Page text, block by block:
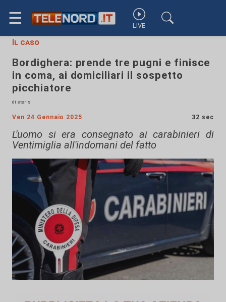
☰ LIVE
Il caso
Bordighera: prende tre pugni e finisce
in coma, ai domiciliari il sospetto
picchiatore
di steris
Ven 24 Gennaio 2025 32 sec
L'uomo si era consegnato ai carabinieri di
Ventimiglia all'indomani del fatto